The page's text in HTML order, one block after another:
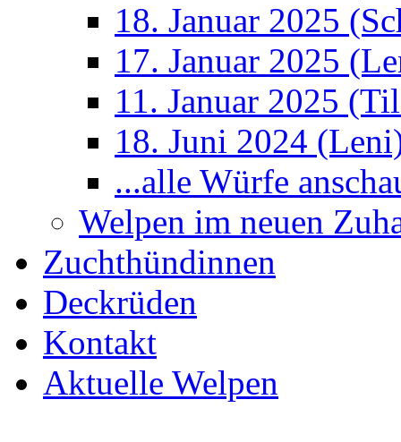
18. Januar 2025
17. Januar 2025
11. Januar 2025
18. Juni 2024
...alle Würfe
Welpen im neuen
Zuchthündinnen
Deckrüden
Kontakt
Aktuelle Welpen